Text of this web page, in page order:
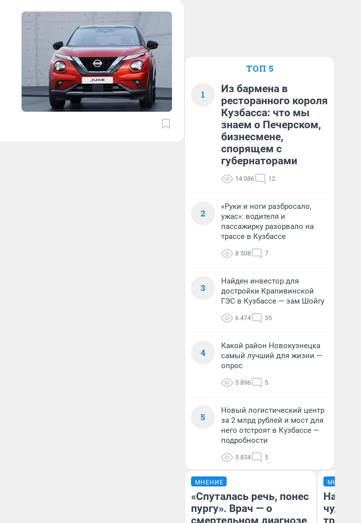
ТОП 5
1
Из бармена в
ресторанного короля
Кузбасса: что мы
знаем о Печерском,
бизнесмене,
спорящем с
губернаторами
14 086 12
2
«Руки и ноги разбросало,
ужас»: водителя и
пассажирку разорвало на
трассе в Кузбассе
8 508 7
3
Найден инвестор для
достройки Крапивинской
ГЭС в Кузбассе — зам Шойгу
6 474 35
4
Какой район Новокузнецка
самый лучший для жизни —
опрос
5 896 5
5
Новый логистический центр
за 2 млрд рублей и мост для
него отстроят в Кузбассе —
подробности
5 834 5
МНЕНИЕ
«Спуталась речь, понес
пургу». Врач — о
смертельном диагнозе,
МНЕНИЕ
чудом